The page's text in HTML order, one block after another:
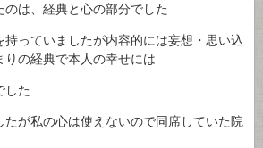
は、経典と心の部分でした
持っていましたが内容的には妄想・思い込
の経典で本人の幸せには
した
が私の心は使えないので同席していた院